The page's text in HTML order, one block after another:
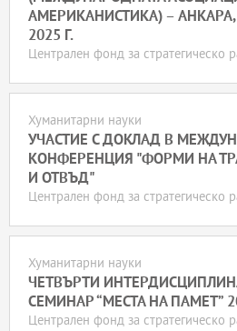
АМЕРИКАНИСТИКА) –
2025 Г.
Централен фонд за стратегическо
Хуманитарни науки
УЧАСТИЕ С ДОКЛАД В
КОНФЕРЕНЦИЯ "ФОРМИ НА
И ОТВЪД"
Централен фонд за стратегическо
Хуманитарни науки
ЧЕТВЪРТИ
СЕМИНАР “МЕСТА НА ПАМЕТ”
Централен фонд за стратегическо